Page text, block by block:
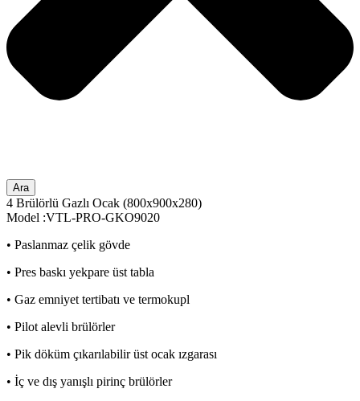
Ara
4 Brülörlü Gazlı Ocak (800x900x280)
Model :VTL-PRO-GKO9020
• Paslanmaz çelik gövde
• Pres baskı yekpare üst tabla
• Gaz emniyet tertibatı ve termokupl
• Pilot alevli brülörler
• Pik döküm çıkarılabilir üst ocak ızgarası
• İç ve dış yanışlı pirinç brülörler